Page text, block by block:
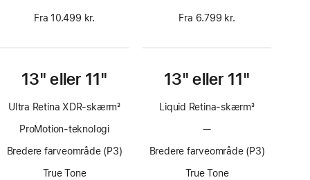
Fra 10.499 kr.
13" eller 11"
Ultra Retina XDR-skærm3
ProMotion-teknologi
Bredere farveområde (P3)
True Tone
Fra 6.799 kr.
13" eller 11"
Liquid Retina-skærm3
—Uden
teknologi
Bredere farveområde (P3)
True Tone